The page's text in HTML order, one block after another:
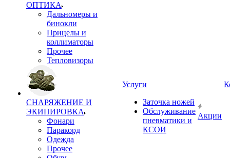
ОПТИКА
Дальномеры и
бинокли
Прицелы и
коллиматоры
Прочее
Тепловизоры
СНАРЯЖЕНИЕ И
ЭКИПИРОВКА
Фонари
Паракорд
Одежда
Прочее
Услуги
Заточка ножей
Обслуживание
пневматики и
КСОИ
Акции